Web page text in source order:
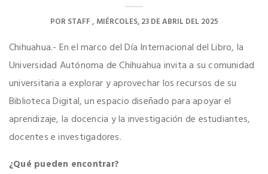
PORSTAFF MIÉRCOLES, 23 DE ABRIL DEL 2025
Chihuahua.- En el marco del Día Internacional del Libro, la
Universidad Autónoma de Chihuahua invita a su comunidad
universitaria a explorar y aprovechar los recursos de su
Biblioteca Digital, un espacio diseñado para apoyar el
aprendizaje, la docencia y la investigación de estudiantes,
docentes e investigadores.
¿Qué pueden encontrar?